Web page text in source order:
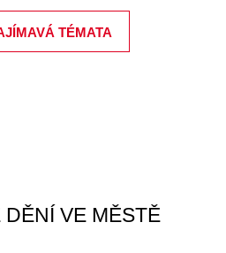
TÉMATA
VE MĚSTĚ